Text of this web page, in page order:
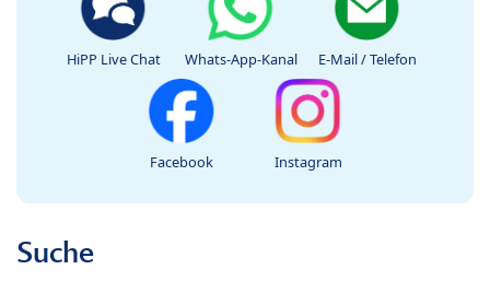
HiPP Live Chat Whats-App-Kanal E-Mail / Telefon
Facebook Instagram
Suche